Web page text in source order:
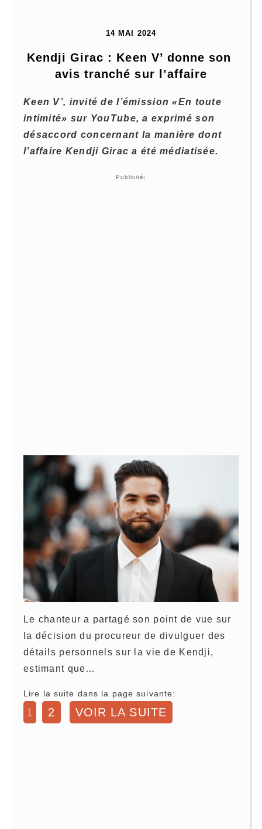
14 MAI 2024
Kendji Girac : Keen V’ donne son
avis tranché sur l’affaire
Keen V’, invité de l’émission «En toute
intimité» sur YouTube, a exprimé son
désaccord concernant la manière dont
l’affaire Kendji Girac a été médiatisée.
Publicité:
Le chanteur a partagé son point de vue sur
la décision du procureur de divulguer des
détails personnels sur la vie de Kendji,
estimant que…
Lire la suite dans la page suivante:
1 2 VOIR LA SUITE